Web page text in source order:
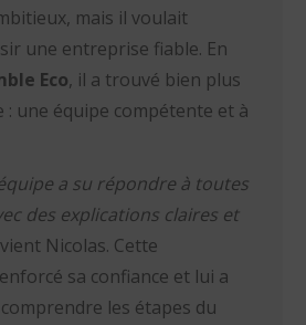
mais il voulait
une entreprise fiable. En
Eco, il a trouvé bien plus
: une équipe compétente et à
a su répondre à toutes
des explications claires et
Nicolas. Cette
sa confiance et lui a
les étapes du